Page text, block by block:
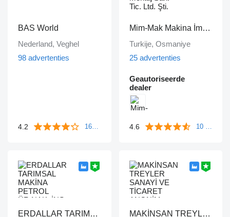
BAS World
Nederland, Veghel
98 advertenties
4.2 1643 beoordelingen
Mim-Mak Makina İmalat Montaj San. Tic. Ltd. Şti.
Turkije, Osmaniye
25 advertenties
Geautoriseerde
dealer
4.6 10 beoordelingen
ERDALLAR TARIMSAL MAKİNA PETROL ÜR.NAK. İNŞ. HAYV. SAN. VE TİC. LTD ŞTİ MAKİNSAN TREYLER SANAYİ VE TİCARET ANONİM ŞİRKETİ